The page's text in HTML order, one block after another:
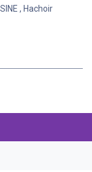
, Hachoir